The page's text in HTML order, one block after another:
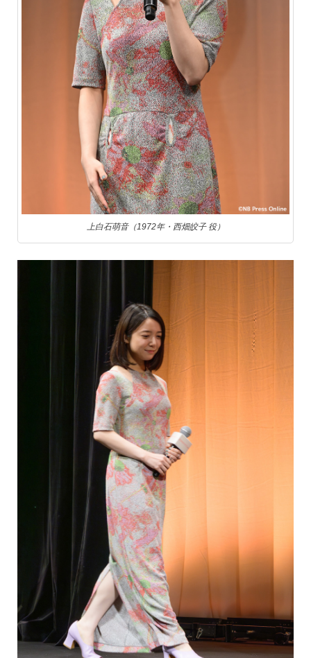
上白石萌音（1972年・西畑皎子 役）